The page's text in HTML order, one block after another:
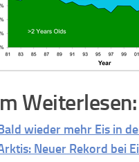
Weiterlesen:
wieder mehr Eis in
Neuer Rekord bei